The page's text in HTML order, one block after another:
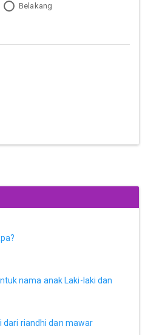
Belakang
nama anak Laki-laki dan
dari riandhi dan mawar